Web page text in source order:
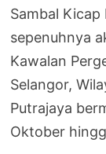
Sambal
sepenuhnya
Kawalan
Selangor,
Putrajaya
Oktober